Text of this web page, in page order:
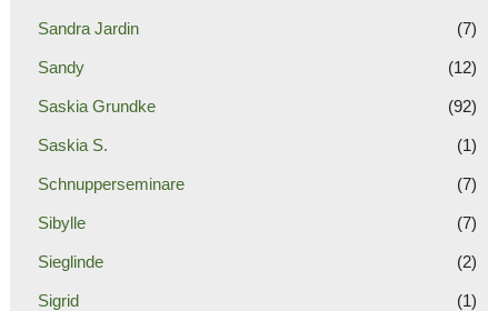
Sandra Jardin (7)
Sandy (12)
Saskia Grundke (92)
Saskia S. (1)
Schnupperseminare (7)
Sibylle (7)
Sieglinde (2)
Sigrid (1)